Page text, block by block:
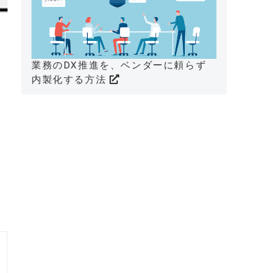
業務のDX推進を、ベンダーに頼らず
内製化する方法